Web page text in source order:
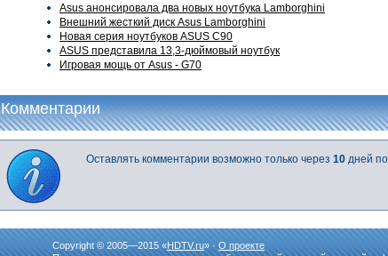
Asus анонсировала два новых ноутбука Lamborghini
Внешний жесткий диск Asus Lamborghini
Новая серия ноутбуков ASUS C90
ASUS представила 13,3-дюймовый ноутбук
Игровая мощь от Asus - G70
Комментарии
Оставлять комментарии возможно только через 10 дней
Copyright © 2005—2015 «HDTV.ru» · О проекте